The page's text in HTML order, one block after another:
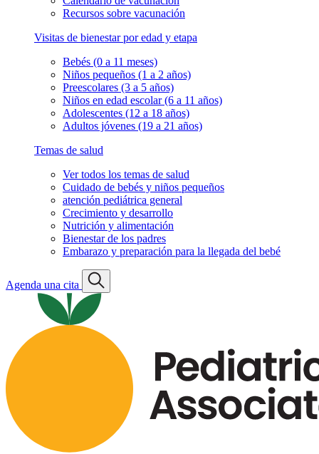
Recursos sobre vacunación
Visitas de bienestar por edad y etapa
Bebés (0 a 11 meses)
Niños pequeños (1 a 2 años)
Preescolares (3 a 5 años)
Niños en edad escolar (6 a 11 años)
Adolescentes (12 a 18 años)
Adultos jóvenes (19 a 21 años)
Temas de salud
Ver todos los temas de salud
Cuidado de bebés y niños pequeños
atención pediátrica general
Crecimiento y desarrollo
Nutrición y alimentación
Bienestar de los padres
Embarazo y preparación para la llegada del bebé
Agenda una cita